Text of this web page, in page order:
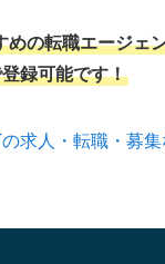
めの転職エージェ
録可能です！
求人・転職・募